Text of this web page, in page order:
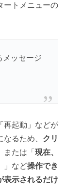
ートメニューの
メッセージ
再起動」などが
るため、 クリ
または「現在、
」など操作でき
表示されるだけ